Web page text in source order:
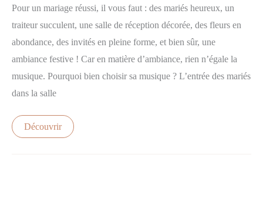
Pour un mariage réussi, il vous faut : des mariés heureux, un
traiteur succulent, une salle de réception décorée, des fleurs en
abondance, des invités en pleine forme, et bien sûr, une
ambiance festive ! Car en matière d’ambiance, rien n’égale la
musique. Pourquoi bien choisir sa musique ? L’entrée des mariés
dans la salle
Découvrir